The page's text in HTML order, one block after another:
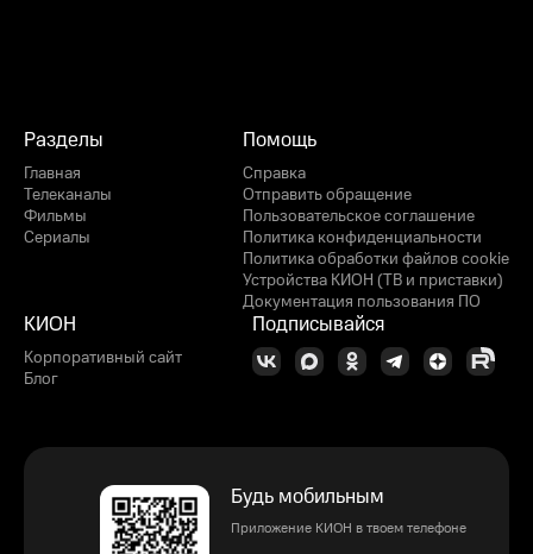
Разделы
Главная
Телеканалы
Фильмы
Сериалы
Помощь
Справка
Отправить обращение
Пользовательское соглашение
Политика конфиденциальности
Политика обработки файлов cookie
Устройства КИОН (ТВ и приставки)
Документация пользования ПО
КИОН
Корпоративный сайт
Блог
Подписывайся
Будь мобильным
Приложение КИОН в твоем телефоне